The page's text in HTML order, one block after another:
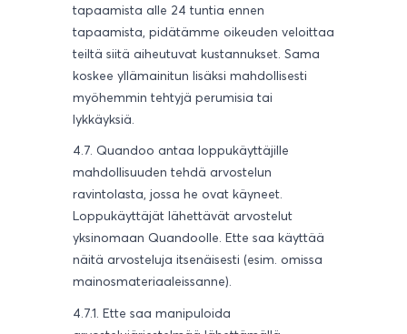
tapaamista alle 24 tuntia ennen
tapaamista, pidätämme oikeuden veloittaa
teiltä siitä aiheutuvat kustannukset. Sama
koskee yllämainitun lisäksi mahdollisesti
myöhemmin tehtyjä perumisia tai
lykkäyksiä.
4.7. Quandoo antaa loppukäyttäjille
mahdollisuuden tehdä arvostelun
ravintolasta, jossa he ovat käyneet.
Loppukäyttäjät lähettävät arvostelut
yksinomaan Quandoolle. Ette saa käyttää
näitä arvosteluja itsenäisesti (esim. omissa
mainosmateriaaleissanne).
4.7.1. Ette saa manipuloida